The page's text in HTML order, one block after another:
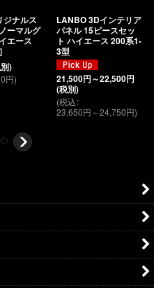
ジナルス
ーマルグ
エース
)
円)
LANBO 3Dインテリア
パネル 15ピースセッ
ト ハイエース 200系1-
3型
21,500円～22,500円
(税別)
(税込:
23,650円～24,750円)